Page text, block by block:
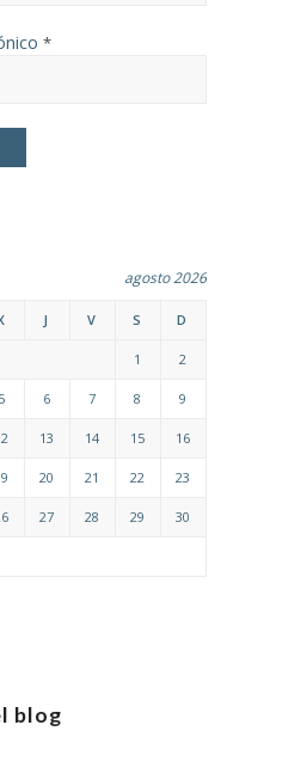
*
agosto 2026
J V S D
1 2
5 6 7 8 9
13 14 15 16
20 21 22 23
27 28 29 30
blog